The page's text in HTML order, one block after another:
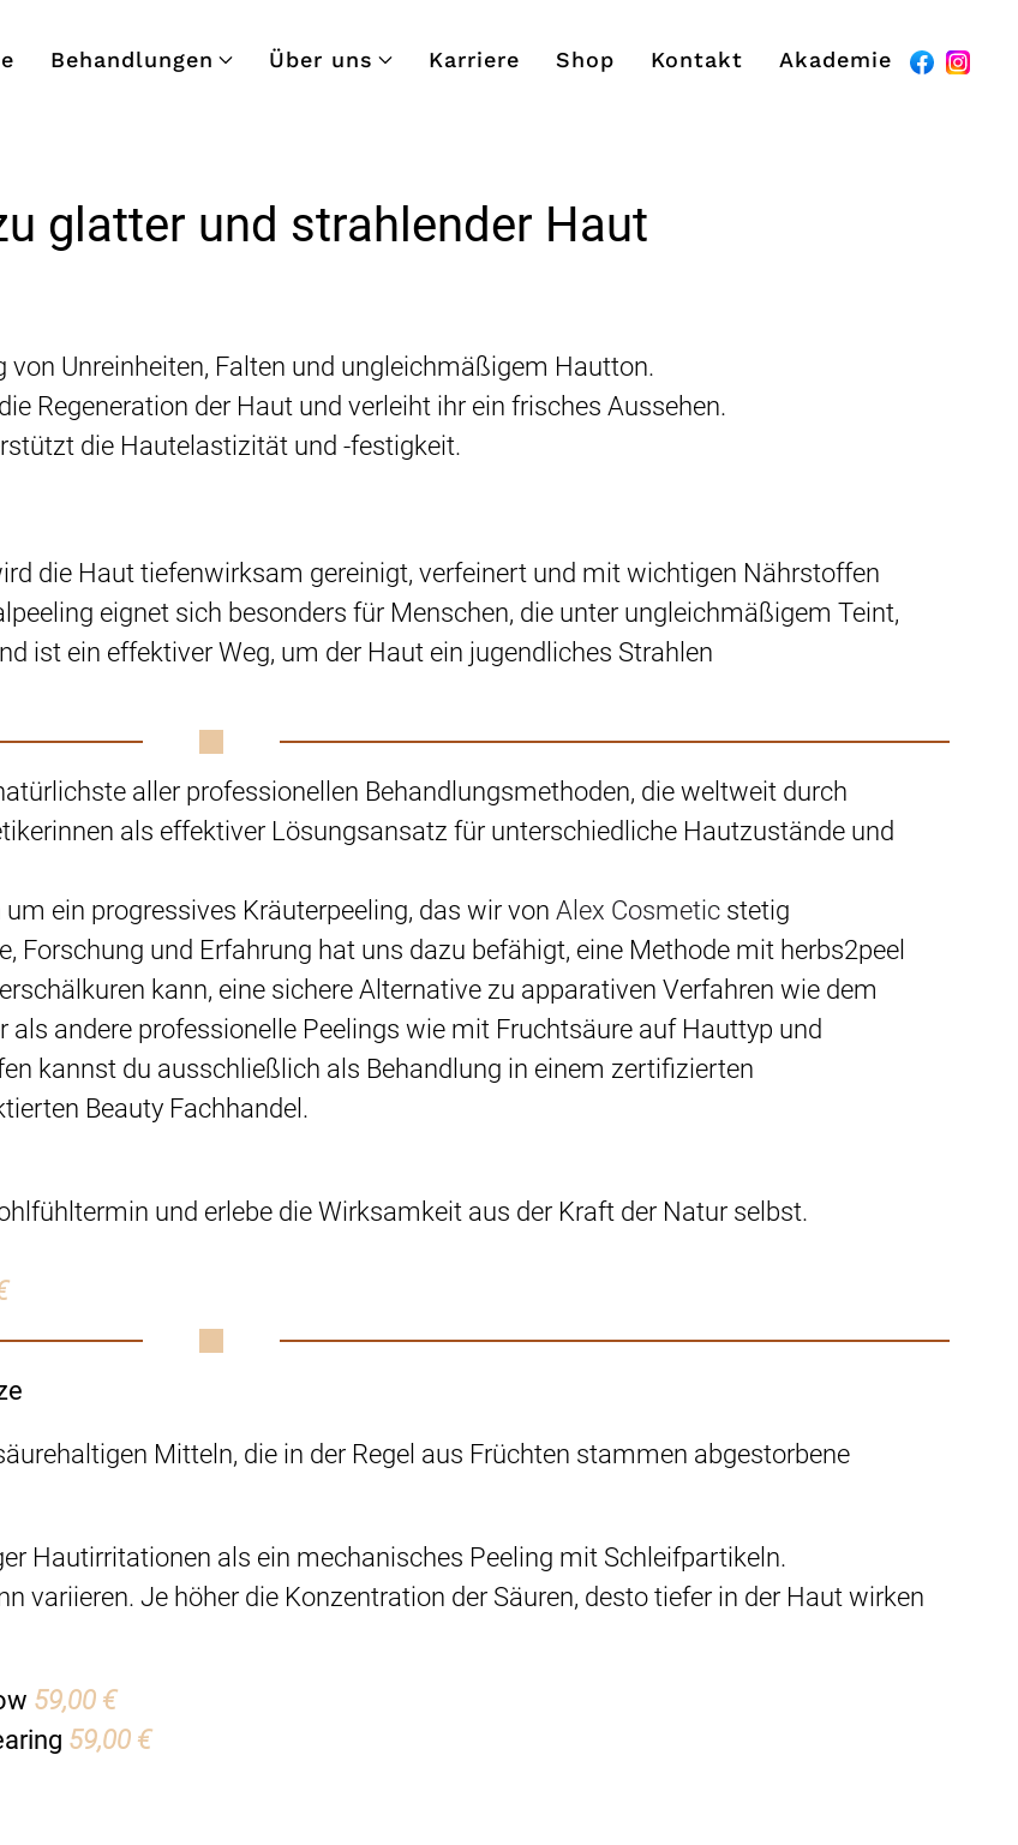
Behandlungen Über uns Karriere Shop Kontakt Akademie
glatter und strahlender Haut
von Unreinheiten, Falten und ungleichmäßigem Hautton.
Regeneration der Haut und verleiht ihr ein frisches Aussehen.
die Hautelastizität und -festigkeit.
die Haut tiefenwirksam gereinigt, verfeinert und mit wichtigen Nährstoffen
eignet sich besonders für Menschen, die unter ungleichmäßigem Teint,
ist ein effektiver Weg, um der Haut ein jugendliches Strahlen
aller professionellen Behandlungsmethoden, die weltweit durch
als effektiver Lösungsansatz für unterschiedliche Hautzustände und
ein progressives Kräuterpeeling, das wir von Alex Cosmetic stetig
Forschung und Erfahrung hat uns dazu befähigt, eine Methode mit herbs2peel
kann, eine sichere Alternative zu apparativen Verfahren wie dem
andere professionelle Peelings wie mit Fruchtsäure auf Hauttyp und
kannst du ausschließlich als Behandlung in einem zertifizierten
Beauty Fachhandel.
und erlebe die Wirksamkeit aus der Kraft der Natur selbst.
Mitteln, die in der Regel aus Früchten stammen abgestorbene
Hautirritationen als ein mechanisches Peeling mit Schleifpartikeln.
variieren. Je höher die Konzentration der Säuren, desto tiefer in der Haut wirken
59,00 €
59,00 €